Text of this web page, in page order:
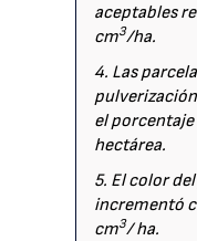
aceptables
cm3/ha.
4. Las
el
hectárea.
5. El color
incrementó
cm3/ ha.